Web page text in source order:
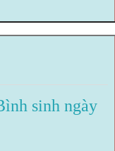
sinh ngày